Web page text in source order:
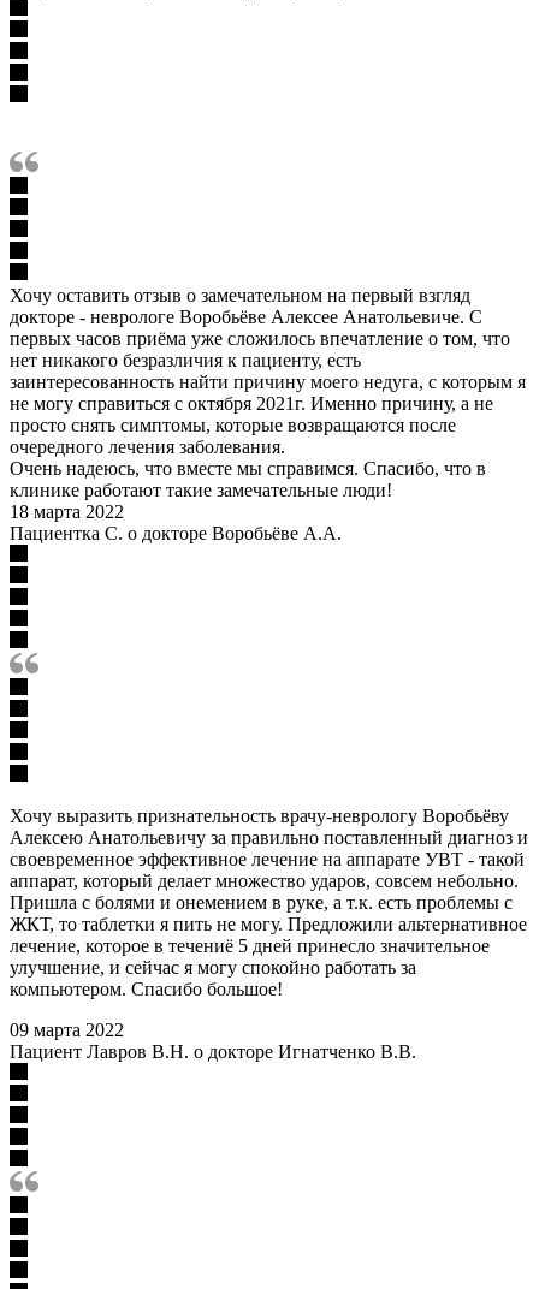
Хочу оставить отзыв о замечательном на первый взгляд
докторе - неврологе Воробьёве Алексее Анатольевиче. С
первых часов приёма уже сложилось впечатление о том, что
нет никакого безразличия к пациенту, есть
заинтересованность найти причину моего недуга, с которым я
не могу справиться с октября 2021г. Именно причину, а не
просто снять симптомы, которые возвращаются после
очередного лечения заболевания.
Очень надеюсь, что вместе мы справимся. Спасибо, что в
клинике работают такие замечательные люди!
18 марта 2022
Пациентка С. о докторе Воробьёве А.А.
Хочу выразить признательность врачу-неврологу Воробьёву
Алексею Анатольевичу за правильно поставленный диагноз и
своевременное эффективное лечение на аппарате УВТ - такой
аппарат, который делает множество ударов, совсем небольно.
Пришла с болями и онемением в руке, а т.к. есть проблемы с
ЖКТ, то таблетки я пить не могу. Предложили альтернативное
лечение, которое в течениё 5 дней принесло значительное
улучшение, и сейчас я могу спокойно работать за
компьютером. Спасибо большое!
09 марта 2022
Пациент Лавров В.Н. о докторе Игнатченко В.В.